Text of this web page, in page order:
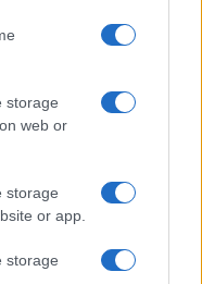
storage
web or
storage
or app.
storage
van desde la
senaduría por el
del operativo
difundió el arresto
violencia que ha